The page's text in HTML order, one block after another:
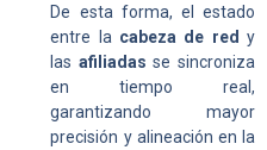
De esta forma, el estado
entre la cabeza de red y
las afiliadas se sincroniza
en tiempo real,
garantizando mayor
precisión y alineación en la